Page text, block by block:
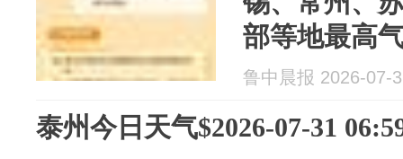
部等地最高
8地热进全国
鲁中晨报 2026-07-
泰州今日天气$2026-07-31